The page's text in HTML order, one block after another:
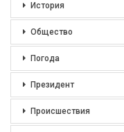
История
Общество
Погода
Президент
Происшествия